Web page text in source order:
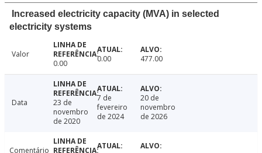
Increased electricity capacity (MVA) in selected
electricity systems
Valor
0.00
0.00 477.00
Data
23 de
novembro
de 2020
7 de
fevereiro
de 2024
20 de
novembro
de 2026
Comentário